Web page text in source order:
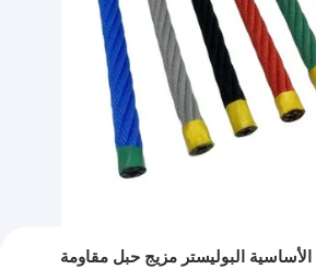
الأساسية البوليستر مزيج حبل مقاومة